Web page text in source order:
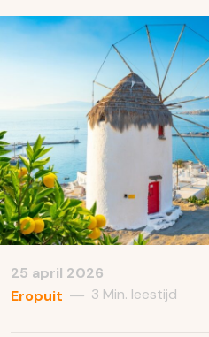
25 april 2026
Eropuit — 3 Min. leestijd